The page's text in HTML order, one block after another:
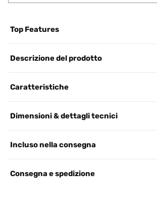
Top Features
Descrizione del prodotto
Caratteristiche
Dimensioni & dettagli tecnici
Incluso nella consegna
Consegna e spedizione